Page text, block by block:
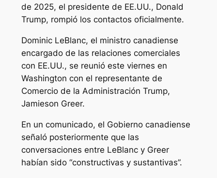
de 2025, el presidente de EE.UU., Donald
Trump, rompió los contactos oficialmente.
Dominic LeBlanc, el ministro canadiense
encargado de las relaciones comerciales
con EE.UU., se reunió este viernes en
Washington con el representante de
Comercio de la Administración Trump,
Jamieson Greer.
En un comunicado, el Gobierno canadiense
señaló posteriormente que las
conversaciones entre LeBlanc y Greer
habían sido “constructivas y sustantivas”.